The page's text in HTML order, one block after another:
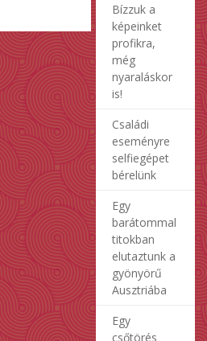
Bízzuk a
képeinket
profikra,
még
nyaraláskor
is!
Családi
eseményre
selfiegépet
bérelünk
Egy
barátommal
titokban
elutaztunk a
gyönyörű
Ausztriába
Egy
csőtörés